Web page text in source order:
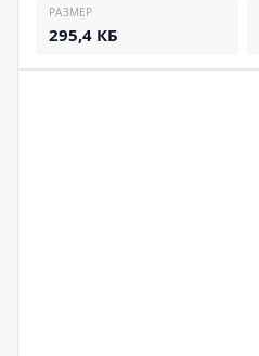
РАЗМЕР
295,4 КБ